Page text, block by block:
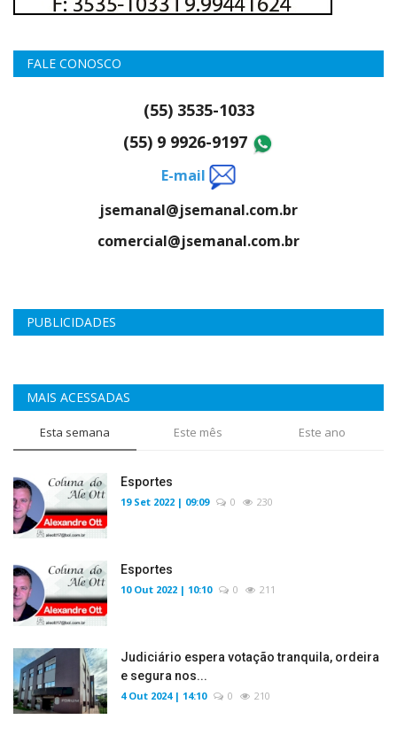
FALE CONOSCO
(55) 3535-1033
(55) 9 9926-9197
E-mail
jsemanal@jsemanal.com.br
comercial@jsemanal.com.br
PUBLICIDADES
MAIS ACESSADAS
Esta semana Este mês Este ano
Esportes
19 Set 2022 | 09:09 0 230
Esportes
10 Out 2022 | 10:10 0 211
Judiciário espera votação tranquila, ordeira
e segura nos...
4 Out 2024 | 14:10 0 210